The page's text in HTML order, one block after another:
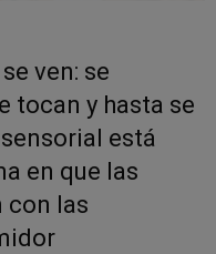
ven: se
tocan y hasta se
está
en que las
con las